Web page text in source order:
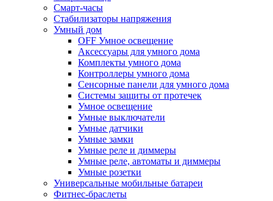
Смарт-часы
Стабилизаторы напряжения
Умный дом
OFF Умное освещение
Аксессуары для умного дома
Комплекты умного дома
Контроллеры умного дома
Сенсорные панели для умного дома
Системы защиты от протечек
Умное освещение
Умные выключатели
Умные датчики
Умные замки
Умные реле и диммеры
Умные реле, автоматы и диммеры
Умные розетки
Универсальные мобильные батареи
Фитнес-браслеты